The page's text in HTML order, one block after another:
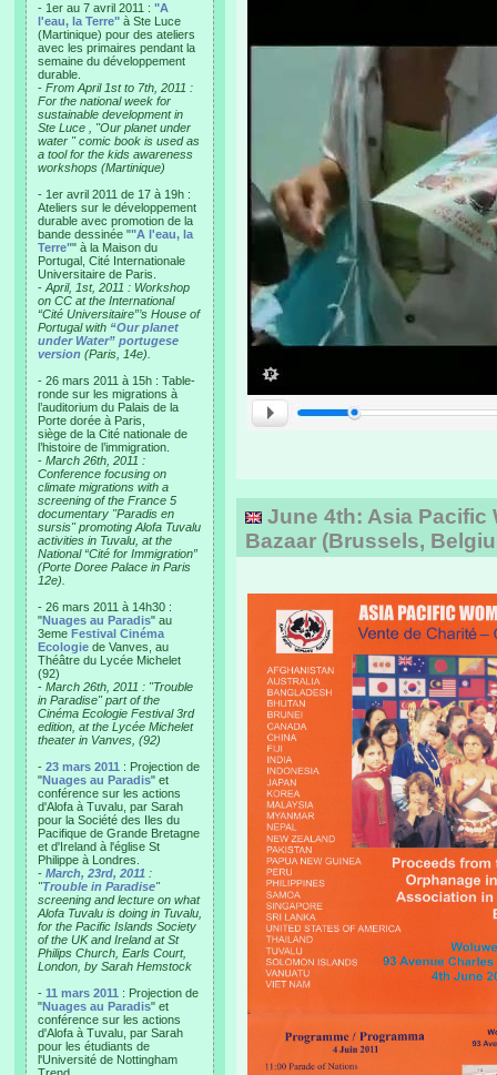
- 1er au 7 avril 2011 : "A
l'eau, la Terre" à Ste Luce
(Martinique) pour des ateliers
avec les primaires pendant la
semaine du développement
durable.
- From April 1st to 7th, 2011 :
For the national week for
sustainable development in
Ste Luce , "Our planet under
water " comic book is used as
a tool for the kids awareness
workshops (Martinique)
- 1er avril 2011 de 17 à 19h :
Ateliers sur le développement
durable avec promotion de la
bande dessinée ""A l'eau, la
Terre"" à la Maison du
Portugal, Cité Internationale
Universitaire de Paris.
- April, 1st, 2011 : Workshop
on CC at the International
“Cité Universitaire”’s House of
Portugal with “Our planet
under Water” portugese
version (Paris, 14e).
- 26 mars 2011 à 15h : Table-
ronde sur les migrations à
l’auditorium du Palais de la
Porte dorée à Paris,
siège de la Cité nationale de
l’histoire de l’immigration.
- March 26th, 2011 :
Conference focusing on
climate migrations with a
screening of the France 5
documentary "Paradis en
sursis" promoting Alofa Tuvalu
activities in Tuvalu, at the
National “Cité for Immigration”
(Porte Doree Palace in Paris
12e).
- 26 mars 2011 à 14h30 :
"Nuages au Paradis" au
3eme Festival Cinéma
Ecologie de Vanves, au
Théâtre du Lycée Michelet
(92)
- March 26th, 2011 : "Trouble
in Paradise" part of the
Cinéma Ecologie Festival 3rd
edition, at the Lycée Michelet
theater in Vanves, (92)
- 23 mars 2011 : Projection de
"Nuages au Paradis" et
conférence sur les actions
d'Alofa à Tuvalu, par Sarah
pour la Société des Iles du
Pacifique de Grande Bretagne
et d'Ireland à l'église St
Philippe à Londres.
- March, 23rd, 2011 :
"Trouble in Paradise"
screening and lecture on what
Alofa Tuvalu is doing in Tuvalu,
for the Pacific Islands Society
of the UK and Ireland at St
Philips Church, Earls Court,
London, by Sarah Hemstock
- 11 mars 2011 : Projection de
"Nuages au Paradis" et
conférence sur les actions
d'Alofa à Tuvalu, par Sarah
pour les étudiants de
l'Université de Nottingham
June 4th: Asia Pacific
Bazaar (Brussels,